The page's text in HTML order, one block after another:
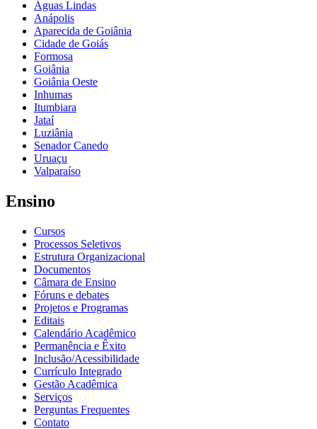
Águas Lindas
Anápolis
Aparecida de Goiânia
Cidade de Goiás
Formosa
Goiânia
Goiânia Oeste
Inhumas
Itumbiara
Jataí
Luziânia
Senador Canedo
Uruaçu
Valparaíso
Ensino
Cursos
Processos Seletivos
Estrutura Organizacional
Documentos
Câmara de Ensino
Fóruns e debates
Projetos e Programas
Editais
Calendário Acadêmico
Permanência e Êxito
Inclusão/Acessibilidade
Currículo Integrado
Gestão Acadêmica
Serviços
Perguntas Frequentes
Contato